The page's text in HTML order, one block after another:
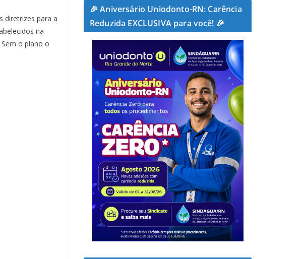
diretrizes para a
na
o plano o
🎉 Aniversário Uniodonto-RN: Carência
Reduzida EXCLUSIVA para você! 🎉